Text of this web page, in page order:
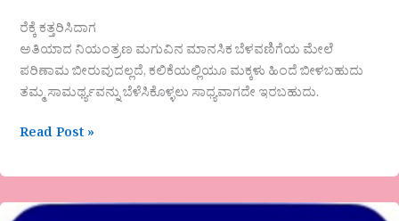
ರೆಕ್ಕೆ ಕತ್ತರಿಸಿದಾಗ
ಅತಿಯಾದ ನಿಯಂತ್ರಣ ಮಗುವಿನ ಮಾನಸಿಕ ಬೆಳವಣಿಗೆಯ ಮೇಲೆ
ಪರಿಣಾಮ ಬೀರುವುದಲ್ಲದೆ, ಕಲಿಕೆಯಲ್ಲಿಯೂ ಮಕ್ಕಳು ಹಿಂದೆ ಬೀಳಬಹುದು
ತಮ್ಮ ಸಾಮರ್ಥ್ಯವನ್ನು ಬೆಳೆಸಿಕೊಳ್ಳಲು ಸಾಧ್ಯವಾಗದೇ ಇರಬಹುದು.
Read Post »